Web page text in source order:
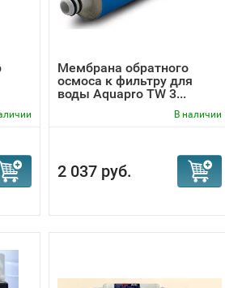
Мембрана обратного
осмоса к фильтру для
воды Aquapro TW 3...
В наличии
2 037 руб.